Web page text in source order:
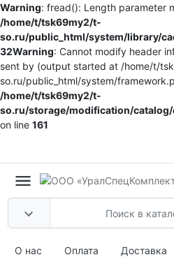
Warning: fread(): Length parameter
/home/t/tsk69my2/t-
so.ru/public_html/system/library/
32Warning: Cannot modify header
sent by (output started at /home/t/
so.ru/public_html/system/
/home/t/tsk69my2/t-
so.ru/storage/modification/
on line 161
О нас Оплата Доставка